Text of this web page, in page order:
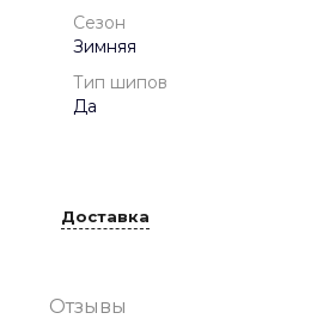
Сезон
Зимняя
Тип шипов
Да
Доставка
Отзывы